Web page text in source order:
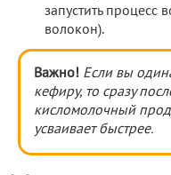
запустить процесс
волокон).
Важно! Если вы
кефиру, то сразу
кисломолочный
усваивает быстрее.